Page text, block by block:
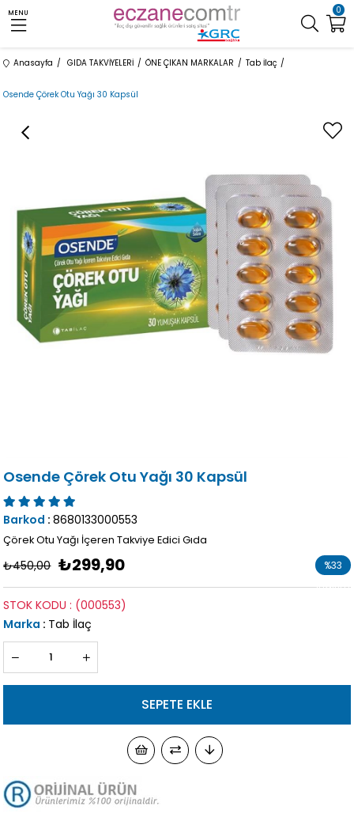
0
MENU
Anasayfa GIDA TAKVİYELERİ ÖNE ÇIKAN MARKALAR Tab İlaç
Osende Çörek Otu Yağı 30 Kapsül
Osende Çörek Otu Yağı 30 Kapsül
Barkod : 8680133000553
Çörek Otu Yağı İçeren Takviye Edici Gıda
₺450,00 ₺299,90 %33
İndirim
(000553)
STOK KODU
Marka : Tab İlaç